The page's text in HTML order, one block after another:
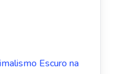
Escuro na